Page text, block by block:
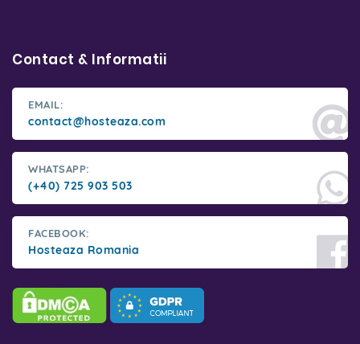
Contact & Informatii
EMAIL:
contact@hosteaza.com
WHATSAPP:
(+40) 725 903 503
FACEBOOK:
Hosteaza Romania